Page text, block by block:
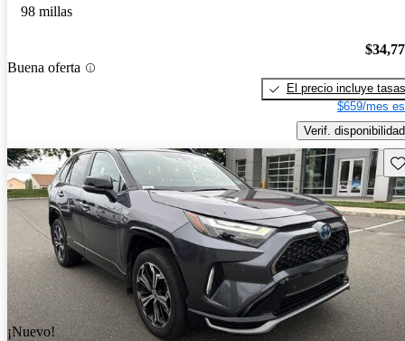
98 millas
Buena oferta
El precio incluye tasas
$659/mes
Verif. disponibilidad
¡Nuevo!